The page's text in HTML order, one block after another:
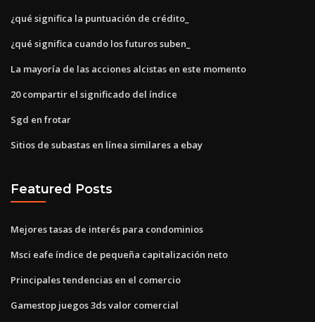
¿qué significa la puntuación de crédito_
¿qué significa cuando los futuros suben_
La mayoría de las acciones alcistas en este momento
20 compartir el significado del índice
Sgd en frotar
Sitios de subastas en línea similares a ebay
Featured Posts
Mejores tasas de interés para condominios
Msci eafe índice de pequeña capitalización neto
Principales tendencias en el comercio
Gamestop juegos 3ds valor comercial